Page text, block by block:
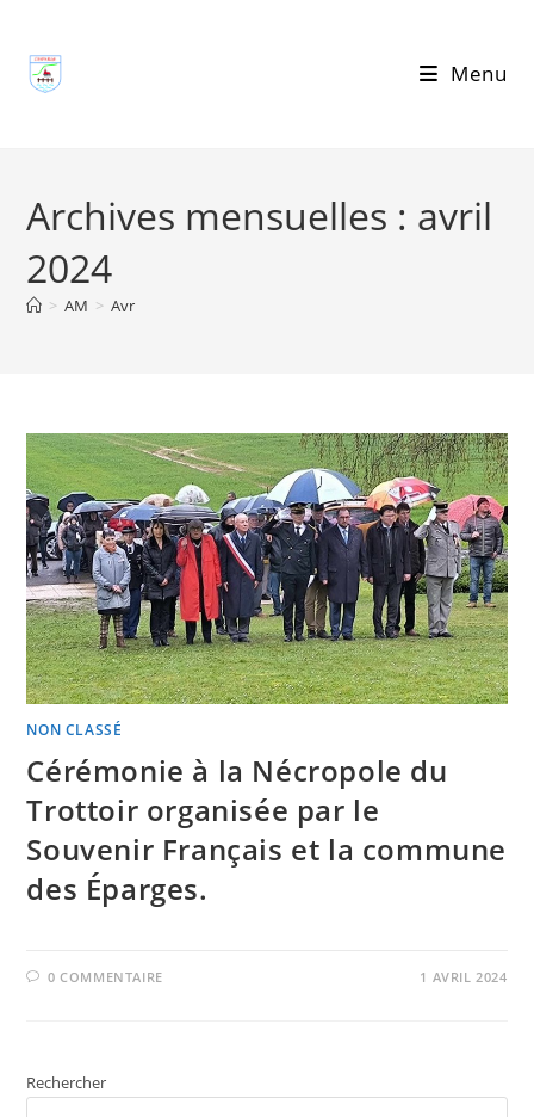
content
Menu
Archives mensuelles : avril
2024
> AM > Avr
NON CLASSÉ
Cérémonie à la Nécropole du
Trottoir organisée par le
Souvenir Français et la commune
des Éparges.
0 COMMENTAIRE 1 AVRIL 2024
Rechercher